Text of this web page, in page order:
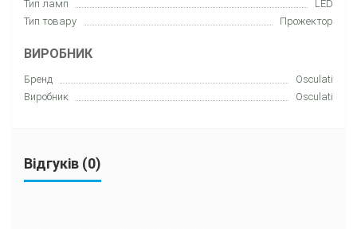
Тип ламп
LED
Тип товару
Прожектор
ВИРОБНИК
Бренд
Osculati
Виробник
Osculati
Відгуків (0)